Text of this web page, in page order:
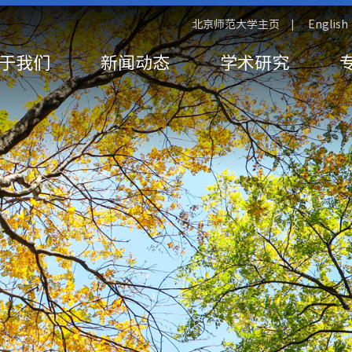
北京师范大学主页 | English
我们 新闻动态 学术研究